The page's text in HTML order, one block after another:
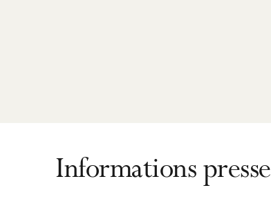
Informations presse